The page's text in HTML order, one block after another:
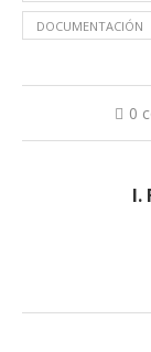
DOCUMENTACIÓN
0
I.